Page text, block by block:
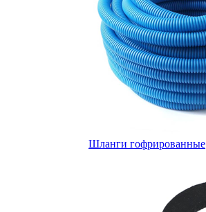
Шланги гофрированные